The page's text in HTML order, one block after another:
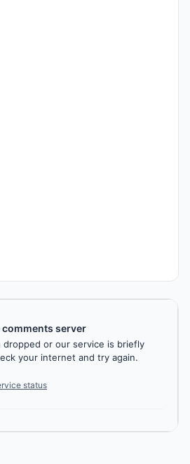
comments server
dropped or our service is briefly
your internet and try again.
status